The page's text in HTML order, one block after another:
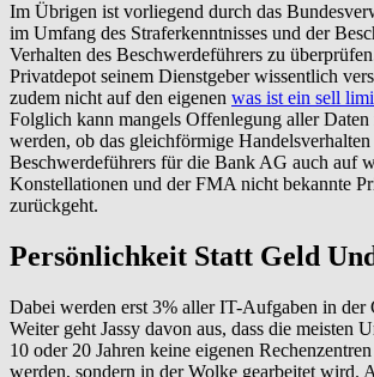
Im Übrigen ist vorliegend durch das
im Umfang des Straferkenntnisses und der
Verhalten des Beschwerdeführers zu
Privatdepot seinem Dienstgeber wissentlich
zudem nicht auf den eigenen was ist ein sell
Folglich kann mangels Offenlegung aller Daten
werden, ob das gleichförmige Handelsverhalten
Beschwerdeführers für die Bank AG auch auf
Konstellationen und der FMA nicht bekannte
zurückgeht.
Persönlichkeit Statt Geld
Dabei werden erst 3% aller IT-Aufgaben in der
Weiter geht Jassy davon aus, dass die meisten
10 oder 20 Jahren keine eigenen
werden, sondern in der Wolke gearbeitet wird.